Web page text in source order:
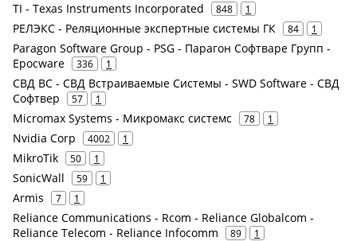
TI - Texas Instruments Incorporated 848 1
РЕЛЭКС - Реляционные экспертные системы ГК 84 1
Paragon Software Group - PSG - Парагон Софтваре Групп -
Epocware
336 1
СВД ВС - СВД Встраиваемые Системы - SWD Software - СВД
Софтвер
57 1
Micromax Systems - Микромакс системс 78 1
Nvidia Corp 4002 1
MikroTik 50 1
SonicWall 59 1
Armis 7 1
Reliance Communications - Rcom - Reliance Globalcom -
Reliance Telecom - Reliance Infocomm
89 1